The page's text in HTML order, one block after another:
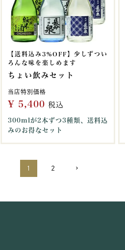
1 2
【送料込み3%OFF】少しずつい
ろんな味を楽しめます
ちょい飲みセット
当店特別価格
¥ 5,400 税込
300mlが2本ずつ3種類、送料込
みのお得なセット